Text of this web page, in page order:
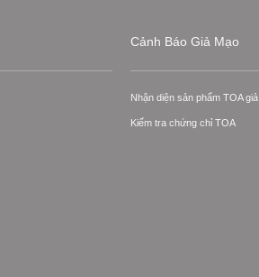
Cảnh Báo Giả Mạo
Nhận diện sản phẩm TOA giả
Kiểm tra chứng chỉ TOA